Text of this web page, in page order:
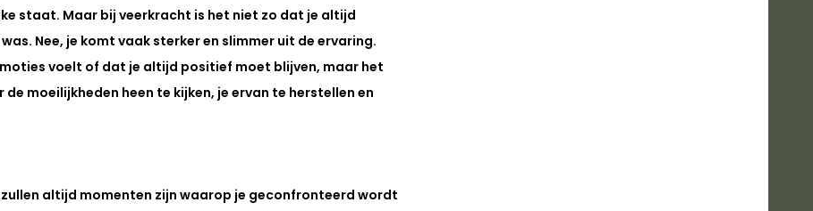
staat. Maar bij veerkracht is het niet zo dat je altijd
Nee, je komt vaak sterker en slimmer uit de ervaring.
voelt of dat je altijd positief moet blijven, maar het
moeilijkheden heen te kijken, je ervan te herstellen en
altijd momenten zijn waarop je geconfronteerd wordt